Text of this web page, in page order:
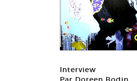
Interview